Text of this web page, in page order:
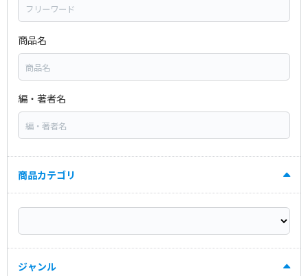
商品名
編・著者名
商品カテゴリ
ジャンル